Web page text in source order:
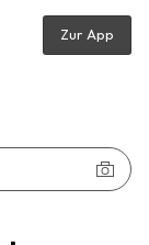
Zur App